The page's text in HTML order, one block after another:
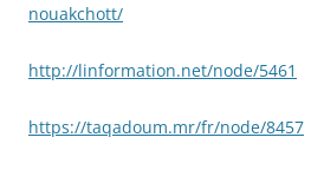
nouakchott/
http://linformation.net/node/5461
https://taqadoum.mr/fr/node/8457